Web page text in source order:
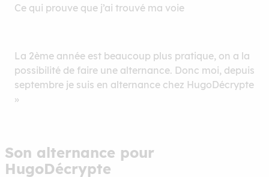
Ce qui prouve que j’ai trouvé ma voie
La 2ème année est beaucoup plus pratique, on a la
possibilité de faire une alternance. Donc moi, depuis
septembre je suis en alternance chez HugoDécrypte
»
Son alternance pour
HugoDécrypte